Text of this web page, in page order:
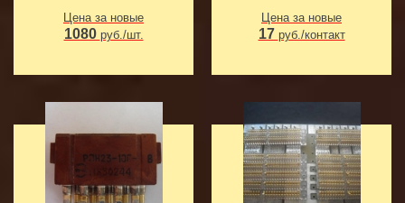
Цена за новые
1080 руб./шт.
Цена за новые
17 руб./контакт